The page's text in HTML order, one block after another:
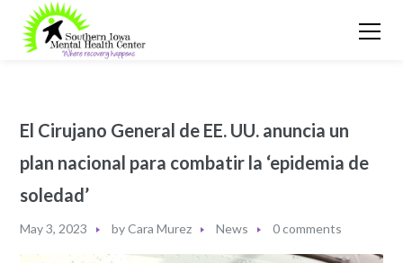
El Cirujano General de EE. UU. anuncia un
plan nacional para combatir la ‘epidemia de
soledad’
May 3, 2023 byCara Murez News 0 comments